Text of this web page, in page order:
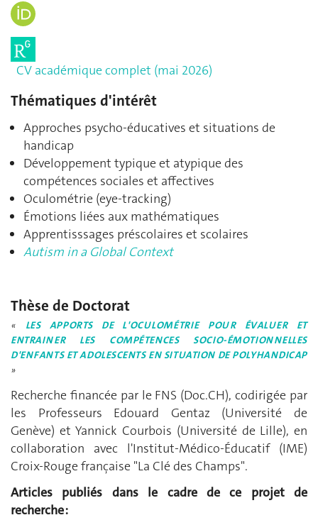
CV académique complet (mai 2026)
Thématiques d'intérêt
Approches psycho-éducatives et situations de
handicap
Développement typique et atypique des
compétences sociales et affectives
Oculométrie (eye-tracking)
Émotions liées aux mathématiques
Apprentisssages préscolaires et scolaires
Autism in a Global Context
Thèse de Doctorat
« LES APPORTS DE L'OCULOMÉTRIE POUR ÉVALUER ET
ENTRAINER LES COMPÉTENCES SOCIO-ÉMOTIONNELLES
D'ENFANTS ET ADOLESCENTS EN SITUATION DE POLYHANDICAP
»
Recherche financée par le FNS (Doc.CH), codirigée par
les Professeurs Edouard Gentaz (Université de
Genève) et Yannick Courbois (Université de Lille), en
collaboration avec l'Institut-Médico-Éducatif (IME)
Croix-Rouge française "La Clé des Champs".
Articles publiés dans le cadre de ce projet de
recherche :